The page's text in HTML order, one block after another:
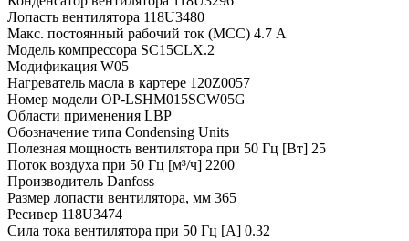
Лопасть вентилятора 118U3480
Макс. постоянный рабочий ток (MCC) 4.7 A
Модель компрессора SC15CLX.2
Модификация W05
Нагреватель масла в картере 120Z0057
Номер модели OP-LSHM015SCW05G
Области применения LBP
Обозначение типа Condensing Units
Полезная мощность вентилятора при 50 Гц [Вт] 25
Поток воздуха при 50 Гц [м³/ч] 2200
Производитель Danfoss
Размер лопасти вентилятора, мм 365
Ресивер 118U3474
Сила тока вентилятора при 50 Гц [А] 0.32